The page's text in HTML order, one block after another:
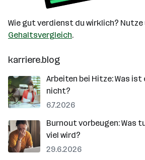
Wie gut verdienst du wirklich? Nutze
Gehaltsvergleich.
karriere.blog
Arbeiten bei Hitze: Was ist
nicht?
6.7.2026
Burnout vorbeugen: Was
viel wird?
29.6.2026